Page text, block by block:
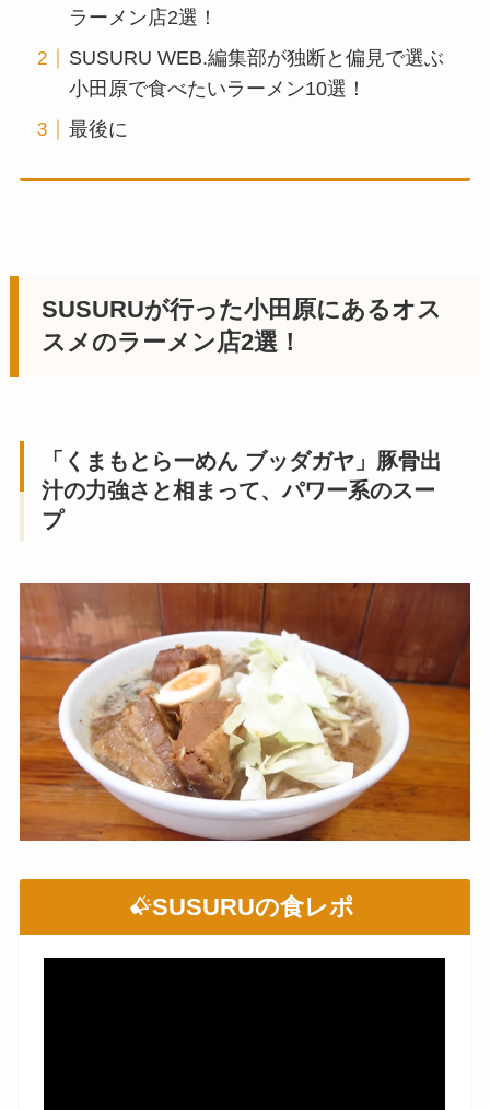
ラーメン店2選！
SUSURU WEB.編集部が独断と偏見で選ぶ
小田原で食べたいラーメン10選！
最後に
SUSURUが行った小田原にあるオス
スメのラーメン店2選！
「くまもとらーめん ブッダガヤ」豚骨出
汁の力強さと相まって、パワー系のスー
プ
SUSURUの食レポ